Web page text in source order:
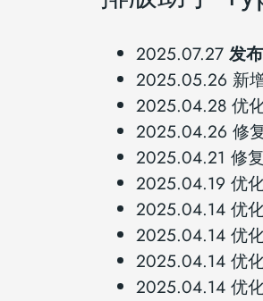
2025.07.27 发
2025.05.26 新
2025.04.28 优
2025.04.26 修
2025.04.21 修
2025.04.19 优
2025.04.14 优
2025.04.14 优
2025.04.14 优
2025.04.14 优